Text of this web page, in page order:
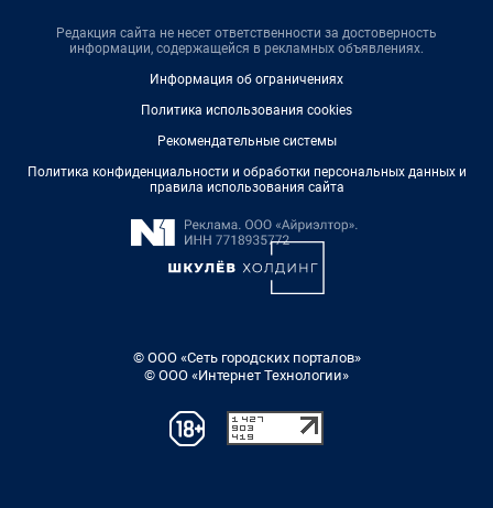
Редакция сайта не несет ответственности за достоверность
информации, содержащейся в рекламных объявлениях.
Информация об ограничениях
Политика использования cookies
Рекомендательные системы
Политика конфиденциальности и обработки персональных данных и
правила использования сайта
© ООО «Сеть городских порталов»
© ООО «Интернет Технологии»